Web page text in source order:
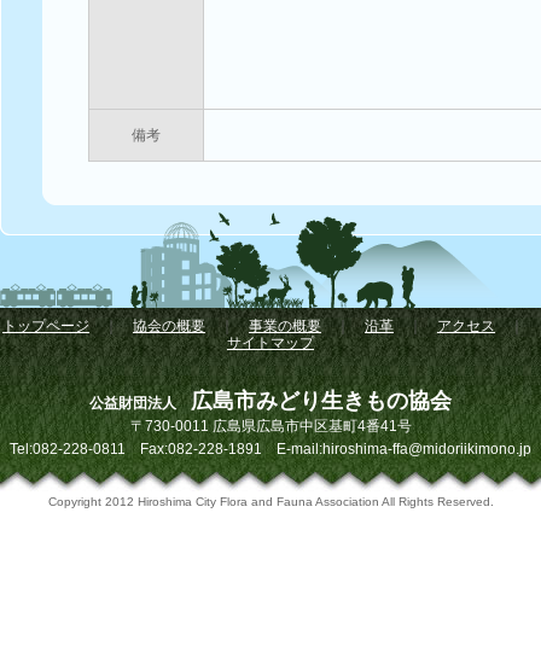
備考
トップページ｜ 協会の概要｜ 事業の概要 ｜沿革 ｜アクセス｜
サイトマップ
公益財団法人広島市みどり生きもの協会
〒730-0011 広島県広島市中区基町4番41号
Tel:082-228-0811 Fax:082-228-1891 E-mail:hiroshima-ffa@midoriikimono.jp
Copyright 2012 Hiroshima City Flora and Fauna Association All Rights Reserved.